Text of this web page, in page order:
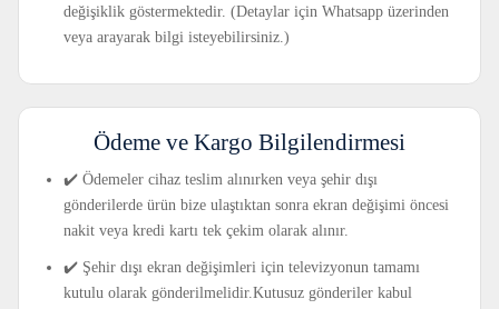
değişiklik göstermektedir. (Detaylar için Whatsapp üzerinden
veya arayarak bilgi isteyebilirsiniz.)
Ödeme ve Kargo Bilgilendirmesi
✔️ Ödemeler cihaz teslim alınırken veya şehir dışı
gönderilerde ürün bize ulaştıktan sonra ekran değişimi öncesi
nakit veya kredi kartı tek çekim olarak alınır.
✔️ Şehir dışı ekran değişimleri için televizyonun tamamı
kutulu olarak gönderilmelidir.Kutusuz gönderiler kabul